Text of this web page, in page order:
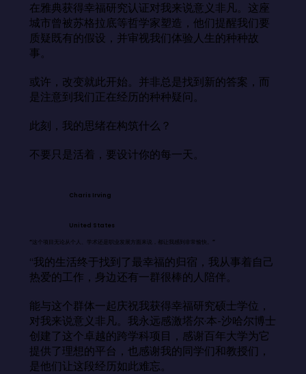
在雅典获得幸福研究认证对我来说意义非凡。这座
城市曾被苏格拉底等哲学家塑造，他们提醒我们要
质疑既有的假设，并审视我们体验人生的种种故
事。
或许，改变就此开始。并非总是找到新的答案，而
是注意到我们正在经历的种种疑问。
此刻，我的思绪在构筑什么？
不要只是活着，要设计你的每一天。
Charis Irving
United States
“这个项目无论从个人、学术还是职业发展方面来说，都让我感到非常愉快。”
“我的生活终于找到了最幸福的归宿，我从事着自己
热爱的工作，身边还有一群很棒的人陪伴。
能与这个群体一起庆祝我获得幸福研究硕士学位，
对我来说意义非凡。我永远感激塔尔·本-沙哈尔博士
创建了这个卓越的跨学科项目，感谢百年大学为它
提供了理想的平台，也感谢我的同学们和教授们，
是他们让这段经历如此难忘。